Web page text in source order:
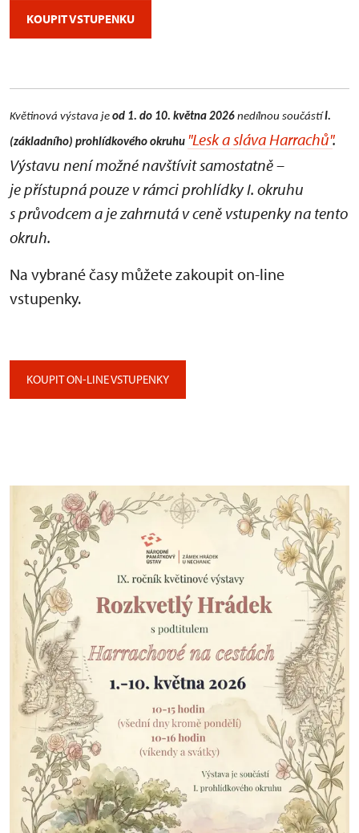
KOUPIT VSTUPENKU
Květinová výstava je od 1. do 10. května 2026 nedílnou součástíI.
(základního) prohlídkového okruhu "Lesk a sláva Harrachů".
Výstavu není možné navštívit samostatně –
je přístupná pouze v rámci prohlídky I. okruhu
s průvodcem a je zahrnutá v ceně vstupenky na tento
okruh.
Na vybrané časy můžete zakoupit on-line
vstupenky.
KOUPIT ON-LINE VSTUPENKY